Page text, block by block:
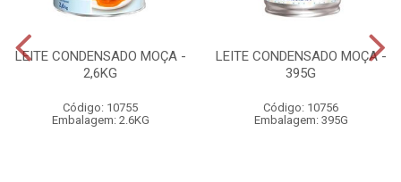
LEITE CONDENSADO MOÇA -
2,6KG
Código: 10755
Embalagem: 2.6KG
LEITE CONDENSADO MOÇA -
395G
Código: 10756
Embalagem: 395G